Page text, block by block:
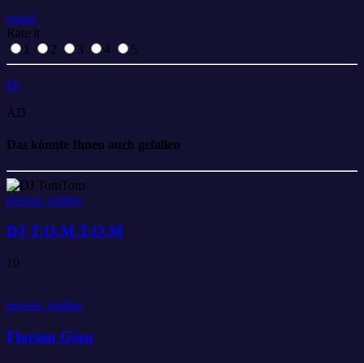
email
Rate it
1
2 3 4 5
Dj
AD
Das könnte Ihnen auch gefallen
person_outline
DJ T.O.M.T.O.M
10
person_outline
Florian Gian